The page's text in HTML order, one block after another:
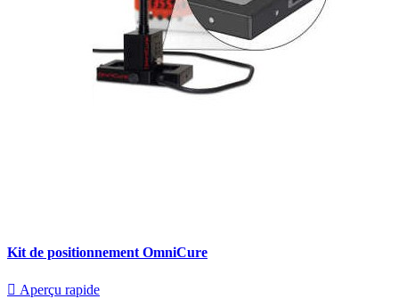
Kit de positionnement OmniCure
 Aperçu rapide